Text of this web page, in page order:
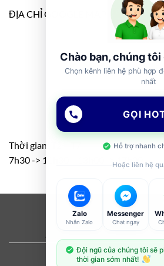
ĐỊA CHỈ GOOGLE MAP
Thời gian: T2 – T7
7h30 -> 11h30 – 13h00 -> 17h00
Visa PayPal Stripe
Copyright 2026 ©
Chào bạn, chúng
Chọn kênh liên hệ phù hợp
nhất
GỌI
Hỗ trợ nhanh
Hoặc liên hệ
Zalo
Nhắn Zalo
Messenger
Chat ngay
Đội ngũ của chúng tôi sẽ
thời gian sớm nhất!